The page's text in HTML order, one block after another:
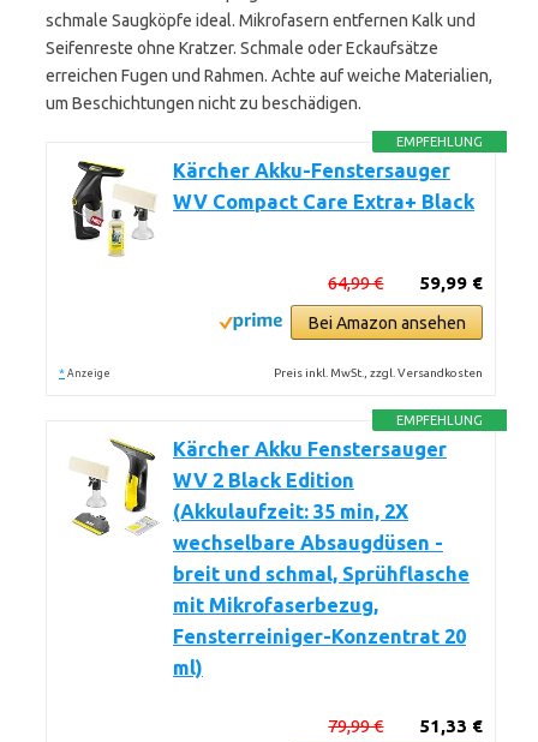
schmale Saugköpfe ideal. Mikrofasern entfernen Kalk und
Seifenreste ohne Kratzer. Schmale oder Eckaufsätze
erreichen Fugen und Rahmen. Achte auf weiche Materialien,
um Beschichtungen nicht zu beschädigen.
EMPFEHLUNG
Kärcher Akku-Fenstersauger
WV Compact Care Extra+ Black
59,99 €
64,99 €
Bei Amazon ansehen
* Anzeige Preis inkl. MwSt., zzgl. Versandkosten
EMPFEHLUNG
Kärcher Akku Fenstersauger
WV 2 Black Edition
(Akkulaufzeit: 35 min, 2X
wechselbare Absaugdüsen -
breit und schmal, Sprühflasche
mit Mikrofaserbezug,
Fensterreiniger-Konzentrat 20
ml)
51,33 €
79,99 €